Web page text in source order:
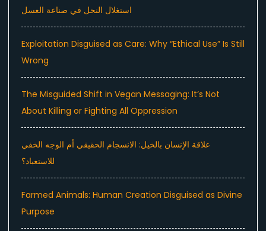
استغلال النحل في صناعة العسل
Exploitation Disguised as Care: Why “Ethical Use” Is Still
Wrong
The Misguided Shift in Vegan Messaging: It’s Not
About Killing or Fighting All Oppression
علاقة الإنسان بالخيل: الانسجام الحقيقي أم الوجه الخفي
للاستعباد؟
Farmed Animals: Human Creation Disguised as Divine
Purpose